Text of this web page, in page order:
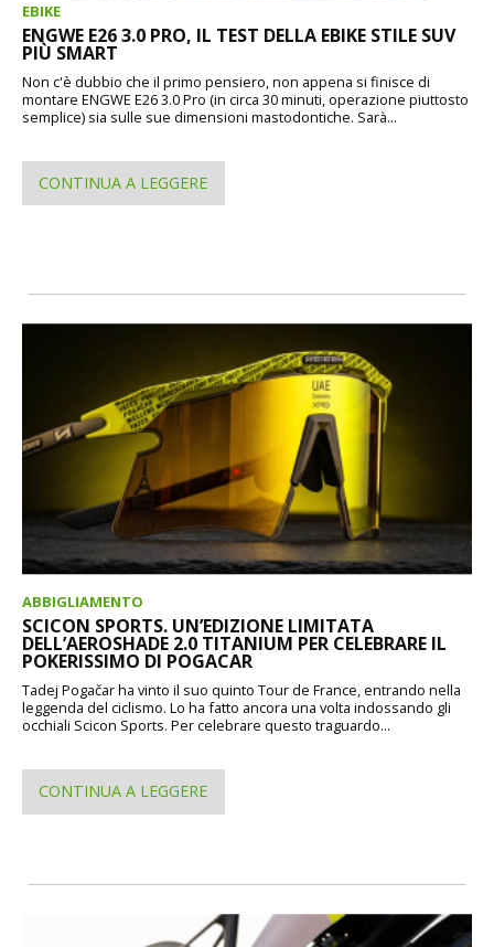
EBIKE
ENGWE E26 3.0 PRO, IL TEST DELLA EBIKE STILE SUV
PIÙ SMART
Non c'è dubbio che il primo pensiero, non appena si finisce di
montare ENGWE E26 3.0 Pro (in circa 30 minuti, operazione piuttosto
semplice) sia sulle sue dimensioni mastodontiche. Sarà...
CONTINUA A LEGGERE
ABBIGLIAMENTO
SCICON SPORTS. UN’EDIZIONE LIMITATA
DELL’AEROSHADE 2.0 TITANIUM PER CELEBRARE IL
POKERISSIMO DI POGACAR
Tadej Pogačar ha vinto il suo quinto Tour de France, entrando nella
leggenda del ciclismo. Lo ha fatto ancora una volta indossando gli
occhiali Scicon Sports. Per celebrare questo traguardo...
CONTINUA A LEGGERE